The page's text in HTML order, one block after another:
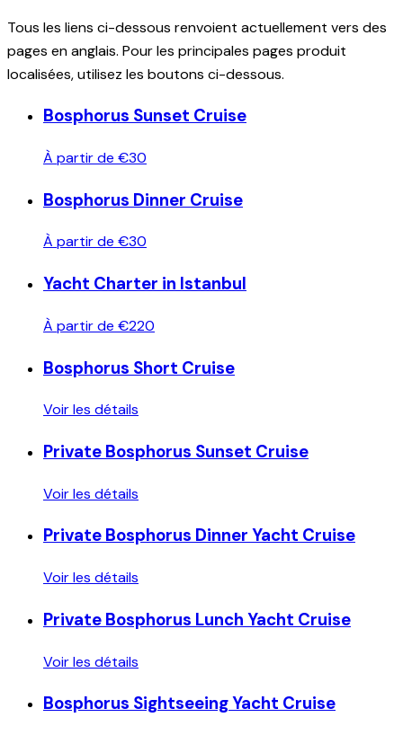
Tous les liens ci-dessous renvoient actuellement vers des
pages en anglais. Pour les principales pages produit
localisées, utilisez les boutons ci-dessous.
Bosphorus Sunset Cruise
À partir de €30
Bosphorus Dinner Cruise
À partir de €30
Yacht Charter in Istanbul
À partir de €220
Bosphorus Short Cruise
Voir les détails
Private Bosphorus Sunset Cruise
Voir les détails
Private Bosphorus Dinner Yacht Cruise
Voir les détails
Private Bosphorus Lunch Yacht Cruise
Voir les détails
Bosphorus Sightseeing Yacht Cruise